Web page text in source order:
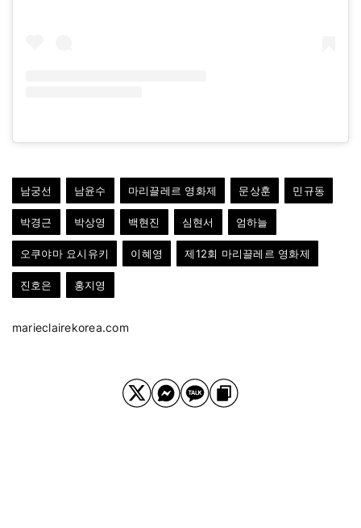
남궁선 남윤수 마리끌레르 영화제 문상훈 민규동
박경근 박상영 백현진 심현서 엄하늘
오쿠야마 요시유키 이혜영 제12회 마리끌레르 영화제
진호은 홍지영
marieclairekorea.com